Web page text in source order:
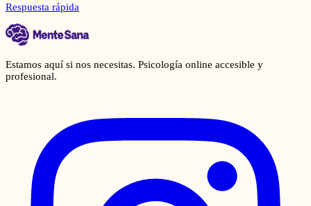
Respuesta rápida
Estamos aquí si nos necesitas. Psicología online accesible y
profesional.